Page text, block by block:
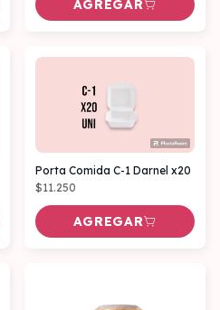
AGREGAR
Porta Comida C-1 Darnel x20
$11.250
AGREGAR